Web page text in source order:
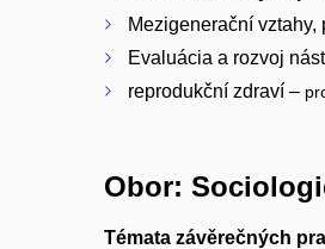
Mezigenerační vztahy,
Evaluácia a rozvoj
reprodukční zdraví –
Obor:
Témata závěrečných